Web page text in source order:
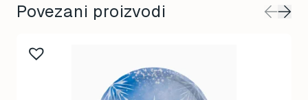
Povezani proizvodi